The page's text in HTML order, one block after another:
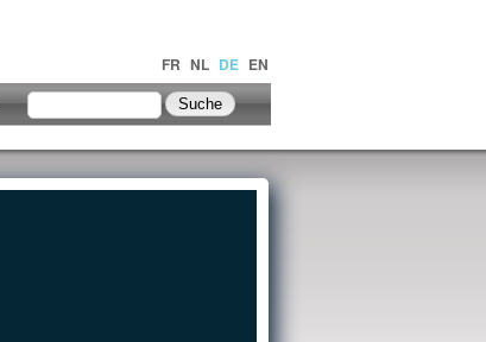
FR NL DE EN